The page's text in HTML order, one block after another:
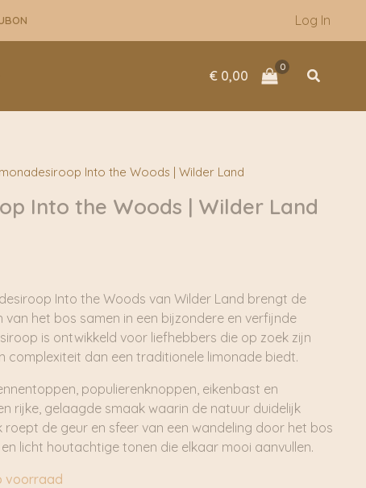
Log In
€ 0,00 Zoeken
Into the Woods | Wilder Land
Into the Woods | Wilder Land
Into the Woods van Wilder Land brengt de
van het bos samen in een bijzondere en verfijnde
is ontwikkeld voor liefhebbers die op zoek zijn
complexiteit dan een traditionele limonade biedt.
populierenknoppen, eikenbast en
rijke, gelaagde smaak waarin de natuur duidelijk
roept de geur en sfeer van een wandeling door het bos
licht houtachtige tonen die elkaar mooi aanvullen.
voorraad